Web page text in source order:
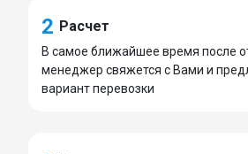
2 Расчет
В самое ближайшее время после
менеджер свяжется с Вами и
вариант перевозки